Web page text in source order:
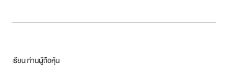
เรียน ท่านผู้ถือหุ้น